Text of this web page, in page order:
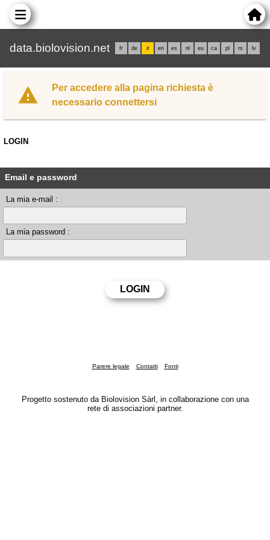
data.biolovision.net fr de it en es nl eu ca pl rs lv
Per accedere alla pagina richiesta è
necessario connettersi
LOGIN
Email e password
La mia e-mail :
La mia password :
Parere legale Contatti Fonti
Progetto sostenuto da Biolovision Sàrl, in collaborazione con una
rete di associazioni partner.